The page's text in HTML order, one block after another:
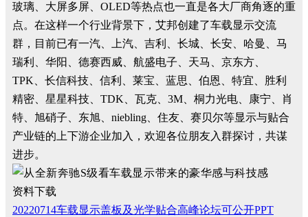
玻璃、大屏多屏、OLED等热点也一直是各大厂商角逐的重
点。在这样一个行业背景下，艾邦创建了车载显示交流
群，目前已有一汽、上汽、吉利、长城、长安、哈曼、马
瑞利、华阳、德赛西威、航盛电子、天马、京东方、
TPK、长信科技、信利、莱宝、蓝思、伯恩、特宜、胜利
精密、星星科技、TDK、瓦克、3M、桐力光电、康宁、肖
特、旭硝子、东旭、niebling、住友、赛贝尔等显示与贴合
产业链的上下游企业加入，欢迎各位朋友入群探讨，共谋
进步。
资料下载
20220714车载显示盖板及光学贴合高峰论坛可公开PPT